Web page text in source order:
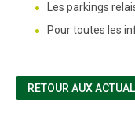
Les parkings
Pour toutes les
RETOUR AUX